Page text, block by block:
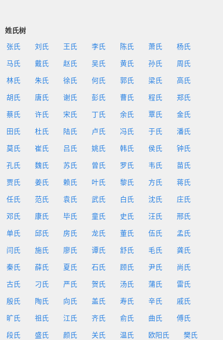
姓氏树
张氏 刘氏 王氏 李氏 陈氏 萧氏 杨氏
马氏 戴氏 赵氏 吴氏 黄氏 孙氏 周氏
林氏 朱氏 徐氏 何氏 郭氏 梁氏 高氏
胡氏 唐氏 谢氏 彭氏 曹氏 程氏 郑氏
蔡氏 许氏 宋氏 丁氏 余氏 覃氏 金氏
田氏 杜氏 陆氏 卢氏 冯氏 于氏 潘氏
莫氏 崔氏 吕氏 姚氏 韩氏 侯氏 钟氏
孔氏 魏氏 苏氏 曾氏 罗氏 韦氏 苗氏
贾氏 姜氏 赖氏 叶氏 黎氏 方氏 蒋氏
任氏 范氏 袁氏 武氏 白氏 沈氏 庄氏
邓氏 康氏 毕氏 童氏 史氏 汪氏 邢氏
单氏 邱氏 房氏 龙氏 董氏 伍氏 孟氏
闫氏 施氏 廖氏 谭氏 舒氏 毛氏 龚氏
秦氏 薛氏 夏氏 石氏 顾氏 尹氏 尚氏
古氏 刁氏 严氏 贺氏 汤氏 蒲氏 雷氏
殷氏 陶氏 向氏 盖氏 寿氏 辛氏 戚氏
旷氏 祖氏 江氏 齐氏 俞氏 曲氏 傅氏
段氏 盛氏 颜氏 关氏 温氏 欧阳氏 樊氏